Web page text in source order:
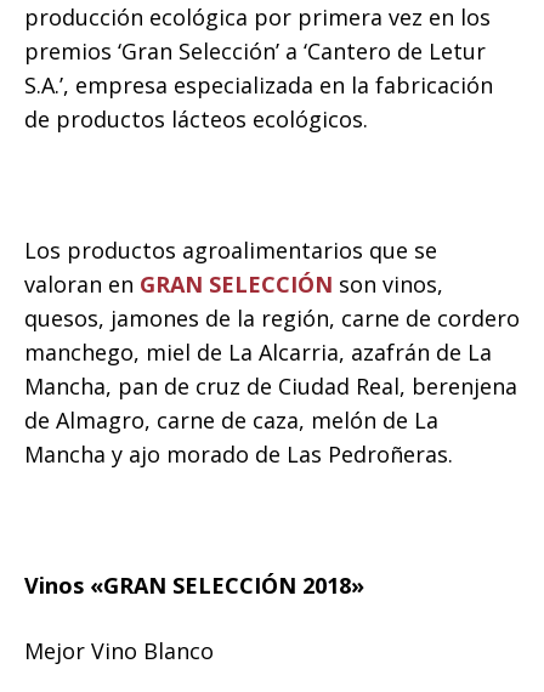
producción ecológica por primera vez en los
premios ‘Gran Selección’ a ‘Cantero de Letur
S.A.’, empresa especializada en la fabricación
de productos lácteos ecológicos.
Los productos agroalimentarios que se
valoran en GRAN SELECCIÓN son vinos,
quesos, jamones de la región, carne de cordero
manchego, miel de La Alcarria, azafrán de La
Mancha, pan de cruz de Ciudad Real, berenjena
de Almagro, carne de caza, melón de La
Mancha y ajo morado de Las Pedroñeras.
Vinos «GRAN SELECCIÓN 2018»
Mejor Vino Blanco